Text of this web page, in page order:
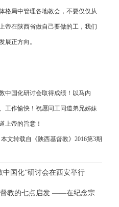
格局中管理各地教会，不要仅仅从
帝在陕西省做自己要做的工，我们
展正方向。
国化研讨会取得成绩！以马内
工作愉快！祝愿同工同道弟兄姊妹
上帝的旨意！
本文转载自《陕西基督教》2016第3期
中国化”研讨会在西安举行
督教的七点启发 ——在纪念宗